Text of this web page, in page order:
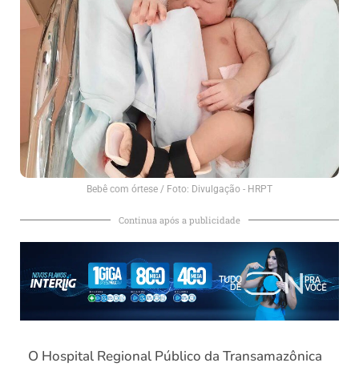
Bebê com órtese / Foto: Divulgação - HRPT
Continua após a publicidade
O Hospital Regional Público da Transamazônica